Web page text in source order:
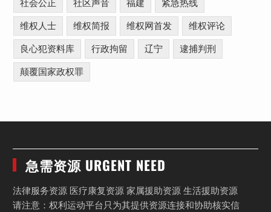
社会公正 社区声音 福建 紧急热线
维权人士 维权简报 维权网首发 维权评论
良心犯资料库 行政拘留 辽宁 逮捕判刑
颠覆国家政权罪
急需资源 URGENT NEED
法律服务资源 医疗康复资源 家属援助资源 生活援助资源
请注意：权利运动平台只为其提供资源连接和协助核实信